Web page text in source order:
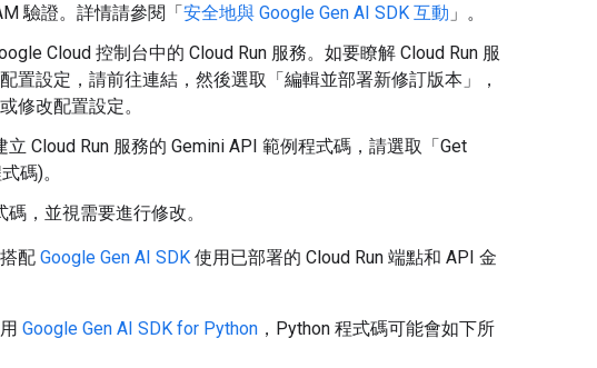
驗證。詳情請參閱「安全地與 Google Gen AI SDK 互動 」。
Cloud 控制台中的 Cloud Run 服務。如要瞭解 Cloud Run 服
置設定，請前往連結，然後選取「編輯並部署新修訂版本」
，
修改配置設定。
Cloud Run 服務的 Gemini API 範例程式碼，請選取「Get
碼)。
，並視需要進行修改。
配 Google Gen AI SDK 使用已部署的 Cloud Run 端點和 API 金
Google Gen AI SDK for Python ，Python 程式碼可能會如下所